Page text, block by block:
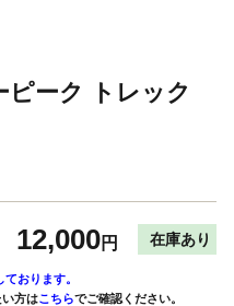
ピーク トレック
12,000円 在庫あり
ております。
い方はこちらでご確認ください。